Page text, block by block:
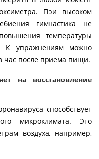
При высоком
гимнастика не
температуры
К упражнениям можно
час после приема пищи.
на восстановление
способствует
микроклимата. Это
воздуха, например,